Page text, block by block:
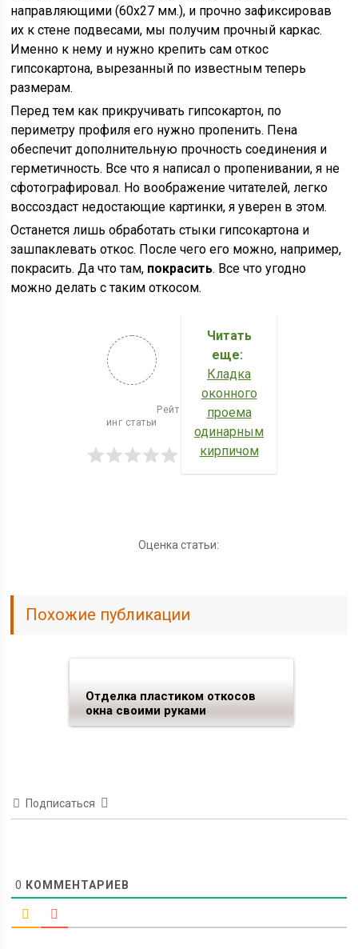
направляющими (60х27 мм.), и прочно зафиксировав
их к стене подвесами, мы получим прочный каркас.
Именно к нему и нужно крепить сам откос
гипсокартона, вырезанный по известным теперь
размерам.
Перед тем как прикручивать гипсокартон, по
периметру профиля его нужно пропенить. Пена
обеспечит дополнительную прочность соединения и
герметичность. Все что я написал о пропенивании, я не
сфотографировал. Но воображение читателей, легко
воссоздаст недостающие картинки, я уверен в этом.
Останется лишь обработать стыки гипсокартона и
зашпаклевать откос. После чего его можно, например,
покрасить. Да что там, покрасить. Все что угодно
можно делать с таким откосом.
инг статьи
Читать
еще:
Кладка
оконного
проема
одинарным
кирпичом
Оценка статьи:
Похожие публикации
Отделка пластиком откосов
окна своими руками
Подписаться
0 КОММЕНТАРИЕВ